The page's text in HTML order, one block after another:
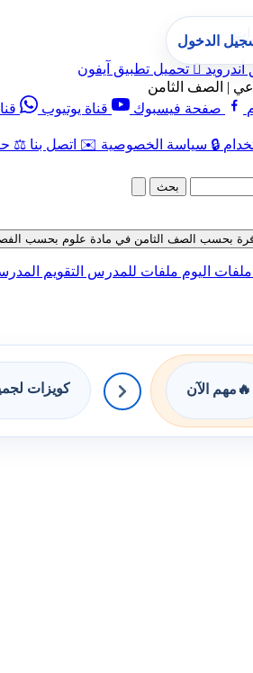
 تحميل تطبيق آيفون
| الصف الثامن
صفحة فيسبوك قناة يوتيوب
🔒 سياسة الخصوصية ✉️ اتصل بنا ⚖️
الدخول
بحث
بحسب الصف الثامن في مادة علوم بحسب الفصل
ملفات اليوم ملفات للمدرس التقويم
🔥 مهم الآن كويزات